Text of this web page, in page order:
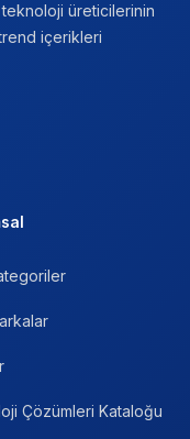
üreticilerinin
içerikleri
Çözümleri Kataloğu